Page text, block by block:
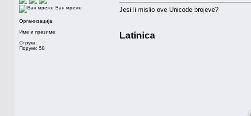
Ван мреже
Организација:
Име и презиме:
Струка:
Поруке: 58
Jesi li mislio ove Unicode brojeve?
Latinica